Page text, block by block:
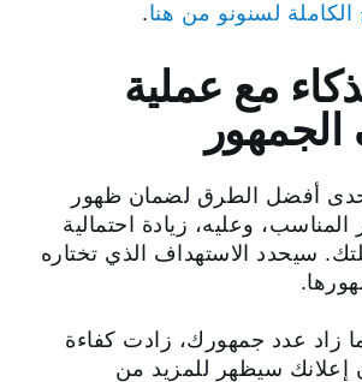
لسنونو من هنا.
مع عملية
أفضل الطرق لضمان ظهور
المناسب، وعليه، زيادة احتمالية
سيحدد الاستهداف الذي تختاره
زاد عدد جمهورك، زادت كفاءة
إعلانك سيظهر للمزيد من